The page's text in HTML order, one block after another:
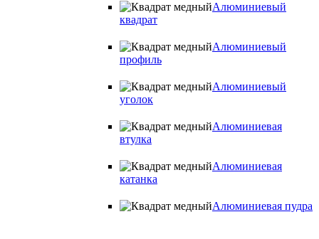
Алюминиевый
квадрат
Алюминиевый
профиль
Алюминиевый
уголок
Алюминиевая
втулка
Алюминиевая
катанка
Алюминиевая пудра